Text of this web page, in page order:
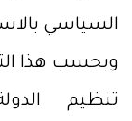
السياسي
وبحسب هذا
تنظيم